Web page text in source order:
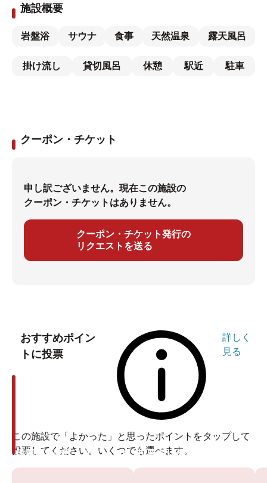
施設概要
岩盤浴 サウナ 食事 天然温泉 露天風呂
掛け流し 貸切風呂 休憩 駅近 駐車
クーポン・チケット
申し訳ございません。現在この施設の
クーポン・チケットはありません。
クーポン・チケット発行の
リクエストを送る
おすすめポイン
トに投票
詳しく
見る
この施設で「よかった」と思ったポイントをタップして
投票してください。いくつでも選べます。
投票ありがとうございます 投票ありがとうございます